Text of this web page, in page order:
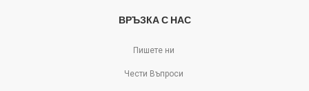
ВРЪЗКА С НАС
Пишете ни
Чести Въпроси